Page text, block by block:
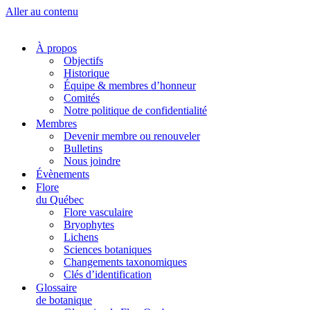
Aller au contenu
À propos
Objectifs
Historique
Équipe & membres d’honneur
Comités
Notre politique de confidentialité
Membres
Devenir membre ou renouveler
Bulletins
Nous joindre
Évènements
Flore
du Québec
Flore vasculaire
Bryophytes
Lichens
Sciences botaniques
Changements taxonomiques
Clés d’identification
Glossaire
de botanique